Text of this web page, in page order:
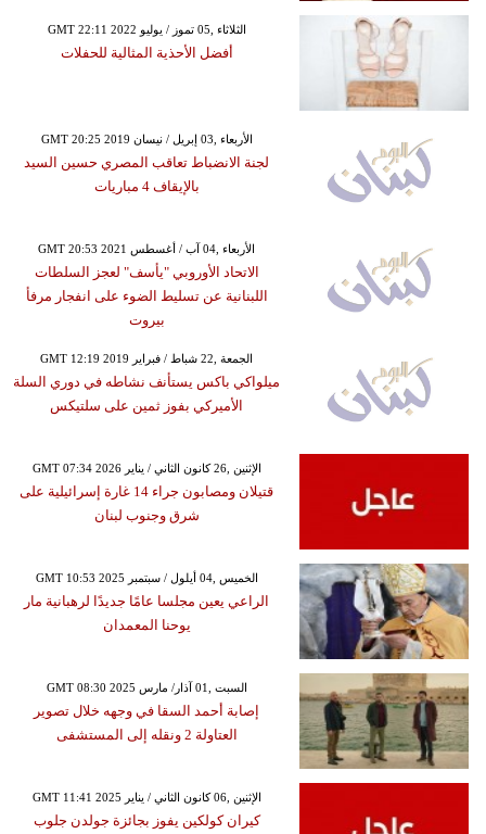
GMT 22:11 2022 الثلاثاء ,05 تموز / يوليو
أفضل الأحذية المثالية للحفلات
GMT 20:25 2019 الأربعاء ,03 إبريل / نيسان
لجنة الانضباط تعاقب المصري حسين السيد
بالإيقاف 4 مباريات
GMT 20:53 2021 الأربعاء ,04 آب / أغسطس
الاتحاد الأوروبي "يأسف" لعجز السلطات
اللبنانية عن تسليط الضوء على انفجار مرفأ
بيروت
GMT 12:19 2019 الجمعة ,22 شباط / فبراير
ميلواكي باكس يستأنف نشاطه في دوري السلة
الأميركي بفوز ثمين على سلتيكس
GMT 07:34 2026 الإثنين ,26 كانون الثاني / يناير
قتيلان ومصابون جراء 14 غارة إسرائيلية على
شرق وجنوب لبنان
GMT 10:53 2025 الخميس ,04 أيلول / سبتمبر
الراعي يعين مجلسا عامًا جديدًا لرهبانية مار
يوحنا المعمدان
GMT 08:30 2025 السبت ,01 آذار/ مارس
إصابة أحمد السقا في وجهه خلال تصوير
العتاولة 2 ونقله إلى المستشفى
GMT 11:41 2025 الإثنين ,06 كانون الثاني / يناير
كيران كولكين يفوز بجائزة جولدن جلوب